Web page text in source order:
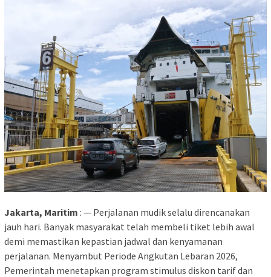
Jakarta, Maritim : — Perjalanan mudik selalu direncanakan
jauh hari. Banyak masyarakat telah membeli tiket lebih awal
demi memastikan kepastian jadwal dan kenyamanan
perjalanan. Menyambut Periode Angkutan Lebaran 2026,
Pemerintah menetapkan program stimulus diskon tarif dan